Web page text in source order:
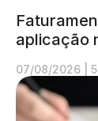
aplicação
07/08/2026